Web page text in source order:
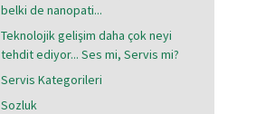
belki de nanopati...
Teknolojik gelişim daha çok neyi
tehdit ediyor... Ses mi, Servis mi?
Servis Kategorileri
Sozluk